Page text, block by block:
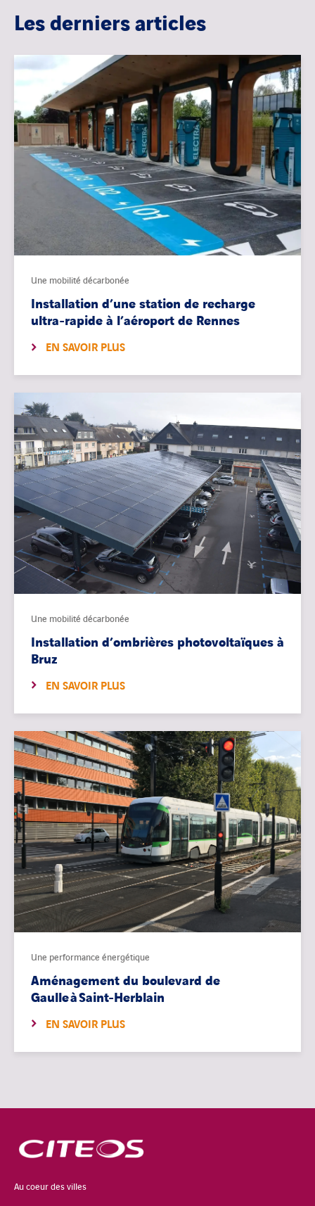
Les derniers articles
Une mobilité décarbonée
Installation d’une station de recharge
ultra-rapide à l’aéroport de Rennes
EN SAVOIR PLUS
Une mobilité décarbonée
Installation d’ombrières photovoltaïques à
Bruz
EN SAVOIR PLUS
Une performance énergétique
Aménagement du boulevard de
Gaulle à Saint-Herblain
EN SAVOIR PLUS
Au coeur des villes